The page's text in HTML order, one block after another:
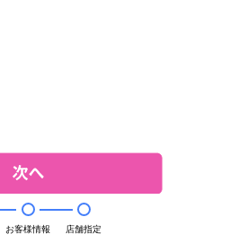
お客様情報 店舗指定